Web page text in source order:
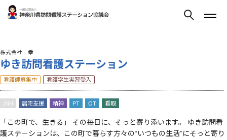
株式会社 幸
ゆき訪問看護ステーション
看護師募集中 看護学生実習受入
24H 居宅支援 精神 PT OT 看取
「この町で、生きる」 その毎日に、そっと寄り添います。 ゆき訪問看
護ステーションは、この町で暮らす方々の“いつもの生活”にそっと寄り